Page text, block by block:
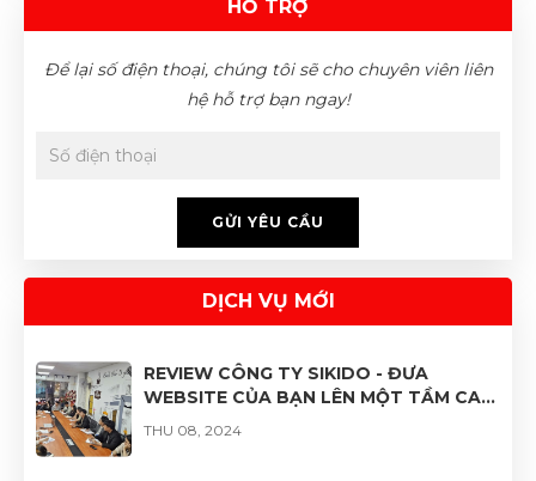
Chị Như Quỳnh vừa đặt hàng sản phẩm
HỖ TRỢ
Để lại số điện thoại, chúng tôi sẽ cho chuyên viên liên
hệ hỗ trợ bạn ngay!
GỬI YÊU CẦU
DỊCH VỤ MỚI
REVIEW CÔNG TY SIKIDO - ĐƯA
WEBSITE CỦA BẠN LÊN MỘT TẦM CAO
MỚI
THU 08, 2024